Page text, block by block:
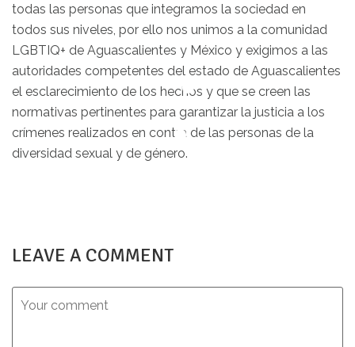
todas las personas que integramos la sociedad en
todos sus niveles, por ello nos unimos a la comunidad
LGBTIQ+ de Aguascalientes y México y exigimos a las
autoridades competentes del estado de Aguascalientes
el esclarecimiento de los hechos y que se creen las
normativas pertinentes para garantizar la justicia a los
crímenes realizados en contra de las personas de la
diversidad sexual y de género.
LEAVE A COMMENT